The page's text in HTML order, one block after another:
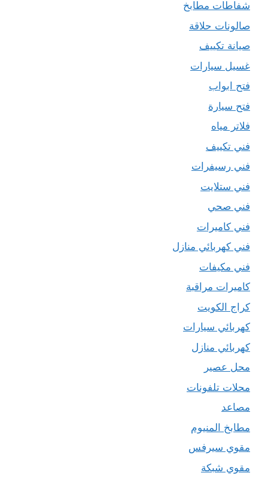
شفاطات مطابخ
صالونات حلاقة
صيانة تكييف
غسيل سيارات
فتح ابواب
فتح سيارة
فلاتر مياه
فني تكييف
فني رسيفرات
فني ستلايت
فني صحي
فني كاميرات
فني كهربائي منازل
فني مكيفات
كاميرات مراقبة
كراج الكويت
كهربائي سيارات
كهربائي منازل
محل عصير
محلات تلفونات
مصاعد
مطابخ المنيوم
مقوي سيرفس
مقوي شبكة